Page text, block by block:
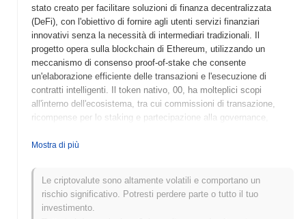
stato creato per facilitare soluzioni di finanza decentralizzata
(DeFi), con l'obiettivo di fornire agli utenti servizi finanziari
innovativi senza la necessità di intermediari tradizionali. Il
progetto opera sulla blockchain di Ethereum, utilizzando un
meccanismo di consenso proof-of-stake che consente
un'elaborazione efficiente delle transazioni e l'esecuzione di
contratti intelligenti. Il token nativo, 00, ha molteplici scopi
all'interno dell'ecosistema, tra cui commissioni di transazione,
ricompense per lo staking e partecipazione alla governance,
Il Token 00 si distingue per il suo focus su applicazioni DeFi user-
posizionandosi come un attore significativo nel panorama in
evoluzione della finanza decentralizzata. Il suo approccio unico
all'integrazione di strumenti finanziari avanzati con un'interfaccia
utente semplice mira ad attrarre sia utenti esperti di criptovalute
Mostra di più
Le criptovalute sono altamente volatili e comportano un
rischio significativo. Potresti perdere parte o tutto il tuo
investimento.